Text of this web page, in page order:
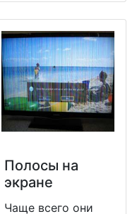
Полосы на
экране
Чаще всего они